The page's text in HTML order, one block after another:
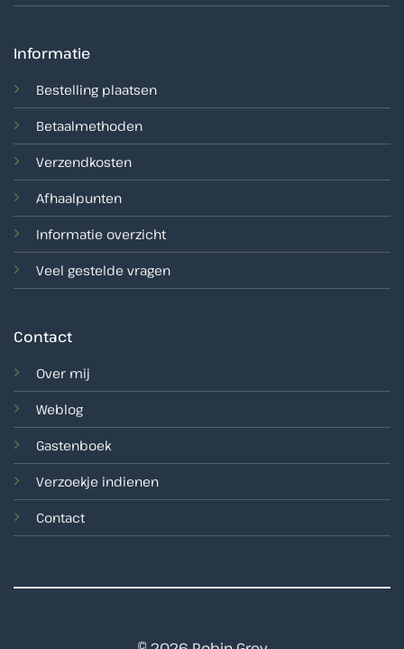
Informatie
Bestelling plaatsen
Betaalmethoden
Verzendkosten
Afhaalpunten
Informatie overzicht
Veel gestelde vragen
Contact
Over mij
Weblog
Gastenboek
Verzoekje indienen
Contact